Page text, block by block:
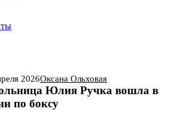
Все новости
2026Оксана Ольховая
Юлия Ручка вошла в
по боксу